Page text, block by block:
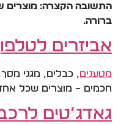
התשובה הקצרה: מוצרים
ברורה.
אביזרים
מטענים, כבלים, מגני
חכמים – מוצרים שכל
גאדג’טים